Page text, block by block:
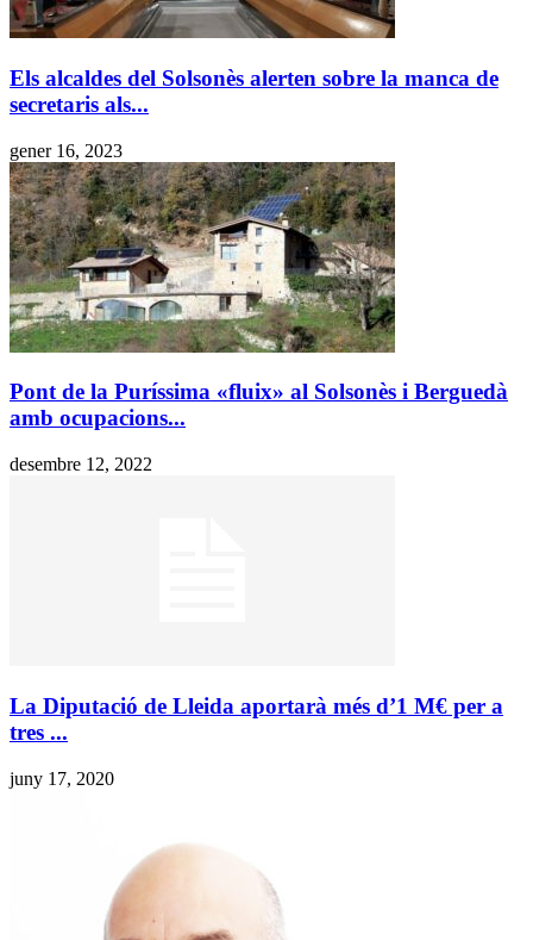
Els alcaldes del Solsonès alerten sobre la manca de
secretaris als...
gener 16, 2023
Pont de la Puríssima «fluix» al Solsonès i Berguedà
amb ocupacions...
desembre 12, 2022
La Diputació de Lleida aportarà més d’1 M€ per a
tres ...
juny 17, 2020